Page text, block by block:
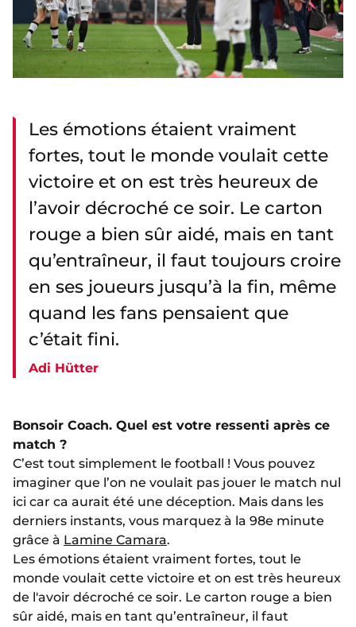
Les émotions étaient vraiment
fortes, tout le monde voulait cette
victoire et on est très heureux de
l’avoir décroché ce soir. Le carton
rouge a bien sûr aidé, mais en tant
qu’entraîneur, il faut toujours croire
en ses joueurs jusqu’à la fin, même
quand les fans pensaient que
c’était fini.
Adi Hütter
Bonsoir Coach. Quel est votre ressenti après ce
match ?
C’est tout simplement le football ! Vous pouvez
imaginer que l’on ne voulait pas jouer le match nul
ici car ca aurait été une déception. Mais dans les
derniers instants, vous marquez à la 98e minute
grâce à Lamine Camara.
Les émotions étaient vraiment fortes, tout le
monde voulait cette victoire et on est très heureux
de l'avoir décroché ce soir. Le carton rouge a bien
sûr aidé, mais en tant qu’entraîneur, il faut